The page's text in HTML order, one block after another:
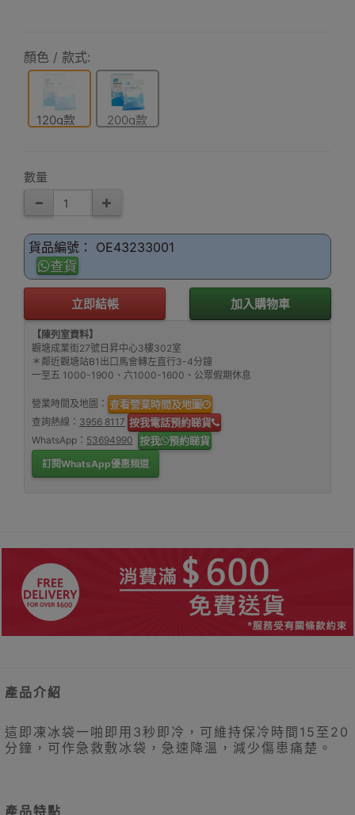
顏色 / 款式:
120g款
200g款
數量
貨品編號： OE43233001
查貨
立即結帳 加入購物車
【陳列室資料】
觀塘成業街27號日昇中心3樓302室
＊鄰近觀塘站B1出口馬會轉左直行3-4分鐘
一至五 1000-1900、六1000-1600、公眾假期休息
營業時間及地圖： 查看營業時間及地圖
查詢熱線： 3956 8117 按我電話預約睇貨
WhatsApp： 53694990 按我 預約睇貨
訂閱WhatsApp優惠頻道
產品介紹
這即凍冰袋一啪即用3秒即冷，可維持保冷時間15至20
分鐘，可作急救敷冰袋，急速 降溫，減少傷患痛楚。
產品特點